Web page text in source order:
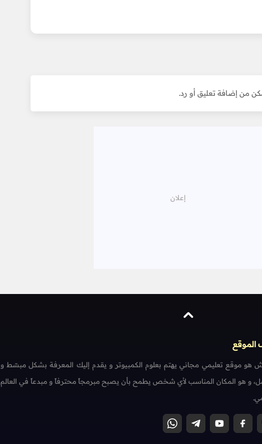
من إضافة تعليق أو رد.
هو موقع تعليمي مجاني يهتم بعلوم الكمبيوتر و يقدم إليك المعرفة بشكل مبسّط و
و هو المكان المناسب لأي شخص يطمح بأن يصبح مبرمجاً محترفاً و مبدعاً في العالم